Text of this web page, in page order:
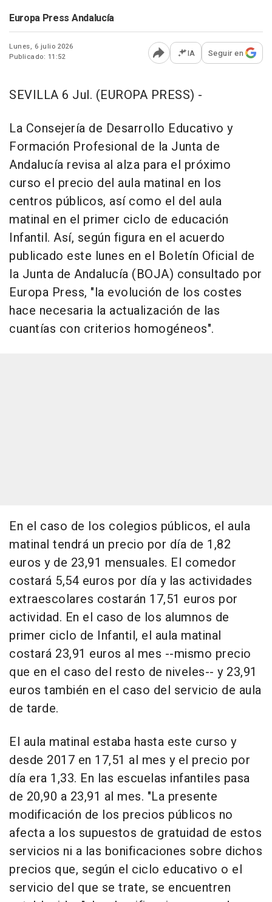
Europa Press Andalucía
Lunes, 6 julio 2026
Publicado: 11:52
Abrir opciones para
IA Seguir en
SEVILLA 6 Jul. (EUROPA PRESS) -
La Consejería de Desarrollo Educativo y
Formación Profesional de la Junta de
Andalucía revisa al alza para el próximo
curso el precio del aula matinal en los
centros públicos, así como el del aula
matinal en el primer ciclo de educación
Infantil. Así, según figura en el acuerdo
publicado este lunes en el Boletín Oficial de
la Junta de Andalucía (BOJA) consultado por
Europa Press, "la evolución de los costes
hace necesaria la actualización de las
cuantías con criterios homogéneos".
En el caso de los colegios públicos, el aula
matinal tendrá un precio por día de 1,82
euros y de 23,91 mensuales. El comedor
costará 5,54 euros por día y las actividades
extraescolares costarán 17,51 euros por
actividad. En el caso de los alumnos de
primer ciclo de Infantil, el aula matinal
costará 23,91 euros al mes --mismo precio
que en el caso del resto de niveles-- y 23,91
euros también en el caso del servicio de aula
de tarde.
El aula matinal estaba hasta este curso y
desde 2017 en 17,51 al mes y el precio por
día era 1,33. En las escuelas infantiles pasa
de 20,90 a 23,91 al mes. "La presente
modificación de los precios públicos no
afecta a los supuestos de gratuidad de estos
servicios ni a las bonificaciones sobre dichos
precios que, según el ciclo educativo o el
servicio del que se trate, se encuentren